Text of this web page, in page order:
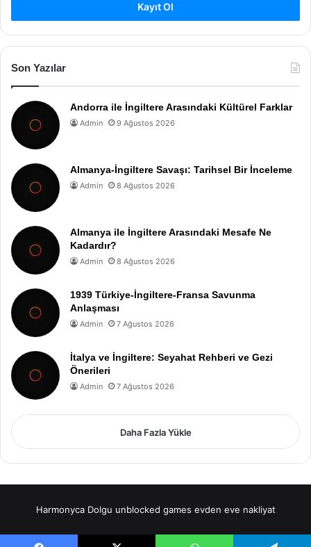
Kayıt Ol
Son Yazılar
Andorra ile İngiltere Arasındaki Kültürel Farklar
Admin 9 Ağustos 2026
Almanya-İngiltere Savaşı: Tarihsel Bir İnceleme
Admin 8 Ağustos 2026
Almanya ile İngiltere Arasındaki Mesafe Ne
Kadardır?
Admin 8 Ağustos 2026
1939 Türkiye-İngiltere-Fransa Savunma
Anlaşması
Admin 7 Ağustos 2026
İtalya ve İngiltere: Seyahat Rehberi ve Gezi
Önerileri
Admin 7 Ağustos 2026
Daha Fazla Yükle
Harmonyca Dolgu unblocked games evden eve nakliyat